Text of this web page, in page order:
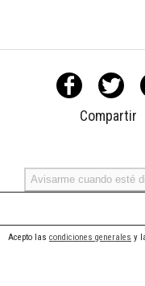
Compartir
Avisarme cuando esté
Acepto las condiciones generales y